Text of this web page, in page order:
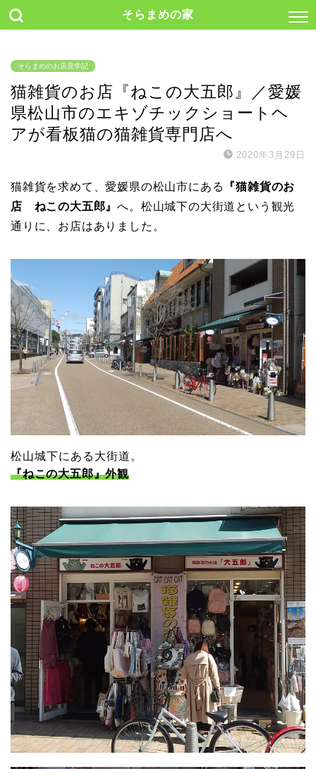
そらまめの家
そらまめのお店見学記
猫雑貨のお店『ねこの大五郎』／愛媛
県松山市のエキゾチックショートヘ
アが看板猫の猫雑貨専門店へ
2020年3月29日
猫雑貨を求めて、愛媛県の松山市にある
『猫雑貨のお
店 ねこの大五郎』へ。松山城下の大街道という観光
通りに、お店はありました。
松山城下にある大街道。
『ねこの大五郎』外観